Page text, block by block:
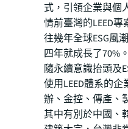
式，引領企業與個
情前臺灣的LEED
往幾年全球ESG風
四年就成長了70%。
隨永續意識抬頭及
使用LEED體系的
辦、金控、傳產、
其中有別於中國、